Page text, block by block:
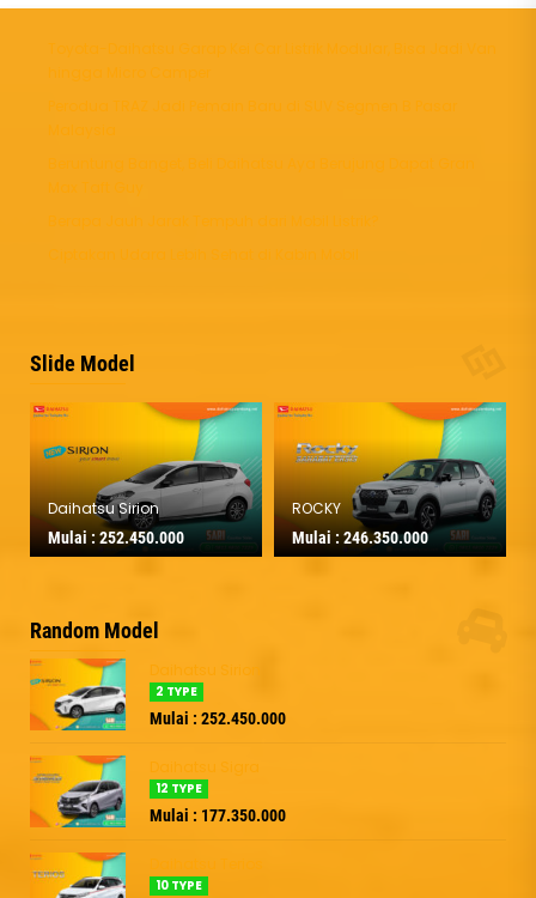
Slide Model
Daihatsu Sirion
Mulai :252.450.000
ROCKY
Mulai :246.350.000
Random Model
Daihatsu Sirion
2 TYPE
Mulai : 252.450.000
Daihatsu Sigra
12 TYPE
Mulai : 177.350.000
10 TYPE